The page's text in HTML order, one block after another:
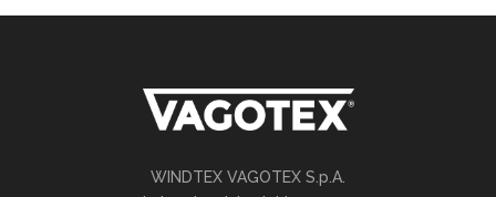
WINDTEX VAGOTEX S.p.A.